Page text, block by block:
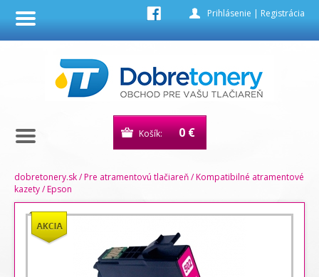
Prihlásenie | Registrácia
Košík: 0 €
dobretonery.sk/Pre atramentovú tlačiareň/Kompatibilné atramentové
kazety/Epson